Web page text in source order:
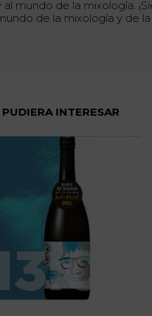
al mundo de la mixología.
de la mixología y de
INTERESAR